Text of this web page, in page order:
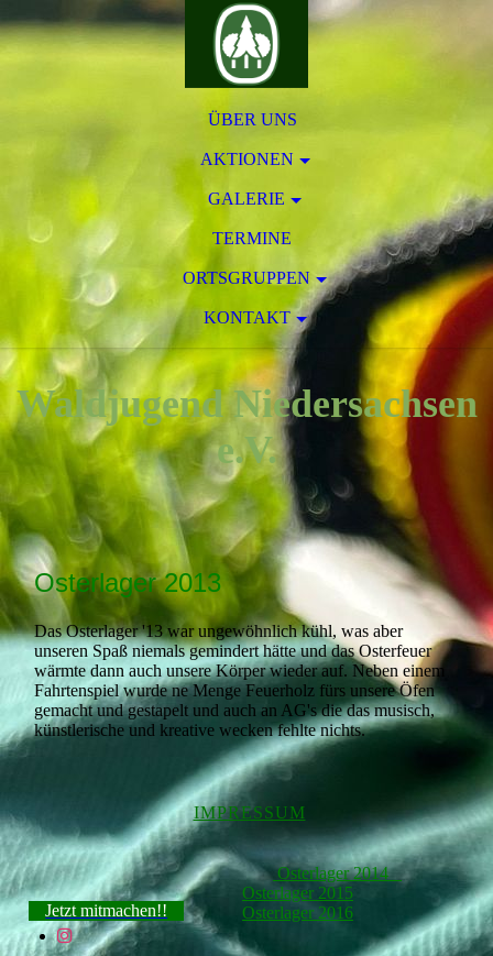
ÜBER UNS
AKTIONEN
GALERIE
TERMINE
ORTSGRUPPEN
KONTAKT
Waldjugend Niedersachsen
e.V.
Osterlager 2013
Das Osterlager '13 war ungewöhnlich kühl, was aber
unseren Spaß niemals gemindert hätte und das Osterfeuer
wärmte dann auch unsere Körper wieder auf. Neben einem
Fahrtenspiel wurde ne Menge Feuerholz fürs unsere Öfen
gemacht und gestapelt und auch an AG's die das musisch,
künstlerische und kreative wecken fehlte nichts.
IMPRESSUM
Jetzt mitmachen!!
Osterlager 2014
Osterlager 2015
Osterlager 2016